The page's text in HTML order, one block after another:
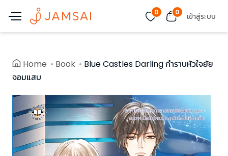
0 0 เข้าสู่ระบบ
Home Book
Blue Castles Darling กำราบหัวใจยัย
จอมแสบ